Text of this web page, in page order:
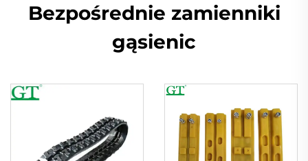
Bezpośrednie zamienniki
gąsienic